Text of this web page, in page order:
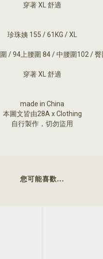
穿著 XL 舒適
珍珠姨 155 / 61KG / XL
/ 94上腰圍 84 / 中腰圍102 / 臀
穿著 XL 舒適
made in China
本圖文皆由28A x Clothing
自行製作，切勿盜用
您可能喜歡...